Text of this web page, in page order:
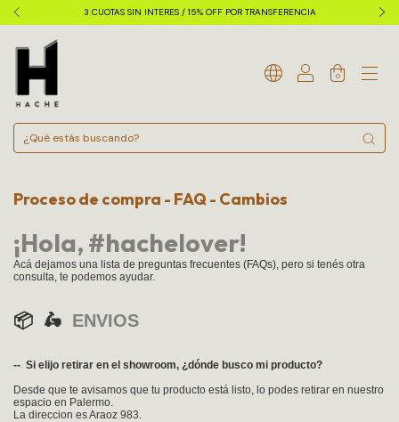
3 CUOTAS SIN INTERES / 15% OFF POR TRANSFERENCIA
0
Proceso de compra - FAQ - Cambios
¡Hola, #hachelover!
Acá dejamos una lista de preguntas frecuentes (FAQs), pero si tenés otra
consulta, te podemos ayudar.
📦 🛵 ENVIOS
-- Si elijo retirar en el showroom, ¿dónde busco mi producto?
Desde que te avisamos que tu producto está listo, lo podes retirar en nuestro
espacio en Palermo.
La direccion es Araoz 983.